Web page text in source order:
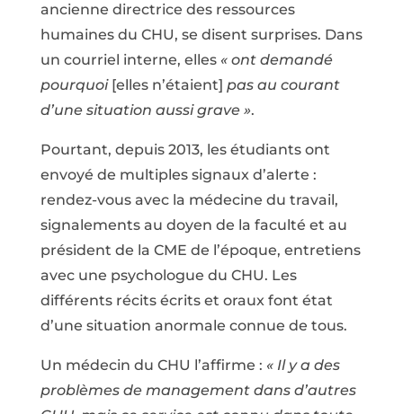
ancienne directrice des ressources
humaines du CHU, se disent surprises. Dans
un courriel interne, elles « ont demandé
pourquoi [elles n’étaient] pas au courant
d’une situation aussi grave ».
Pourtant, depuis 2013, les étudiants ont
envoyé de multiples signaux d’alerte :
rendez-vous avec la médecine du travail,
signalements au doyen de la faculté et au
président de la CME de l’époque, entretiens
avec une psychologue du CHU. Les
différents récits écrits et oraux font état
d’une situation anormale connue de tous.
Un médecin du CHU l’affirme : « Il y a des
problèmes de management dans d’autres